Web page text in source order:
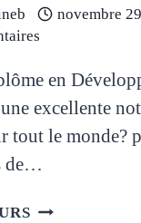
novembre
en
excellente
tout le monde?
de…